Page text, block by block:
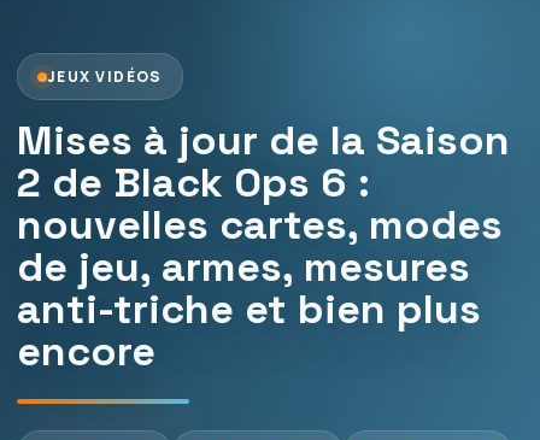
JEUX VIDÉOS
Mises à jour de la Saison
2 de Black Ops 6 :
nouvelles cartes, modes
de jeu, armes, mesures
anti-triche et bien plus
encore